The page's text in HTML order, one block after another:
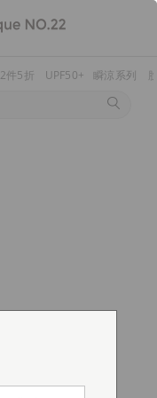
2件5折 UPF50+ 瞬涼系列